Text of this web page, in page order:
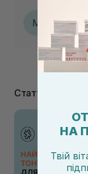
and stone, але
М Мар‘яна
14.09.2025,
Статті
НА
Твій